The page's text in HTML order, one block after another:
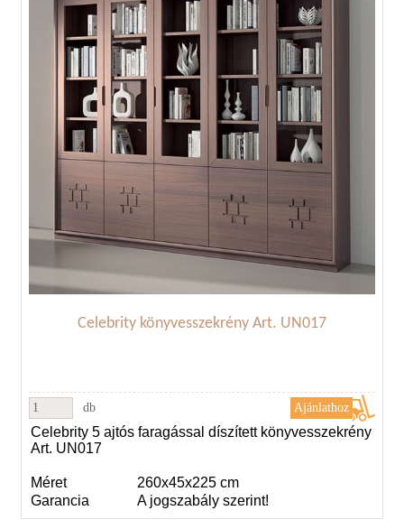
Celebrity könyvesszekrény Art. UN017
db
Celebrity 5 ajtós faragással díszített könyvesszekrény
Art. UN017
Méret
260x45x225 cm
Garancia
A jogszabály szerint!